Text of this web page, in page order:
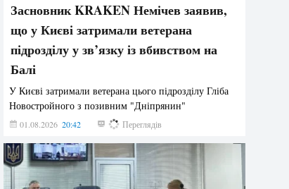
Засновник KRAKEN Немічев заявив,
що у Києві затримали ветерана
підрозділу у зв’язку із вбивством на
Балі
У Києві затримали ветерана цього підрозділу Гліба
Новостройного з позивним "Дніпрянин"
01.08.2026 20:42 171 Переглядів